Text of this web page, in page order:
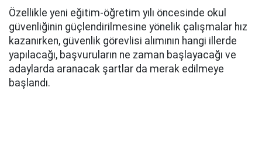
Özellikle yeni eğitim-öğretim yılı öncesinde okul
güvenliğinin güçlendirilmesine yönelik çalışmalar hız
kazanırken, güvenlik görevlisi alımının hangi illerde
yapılacağı, başvuruların ne zaman başlayacağı ve
adaylarda aranacak şartlar da merak edilmeye
başlandı.